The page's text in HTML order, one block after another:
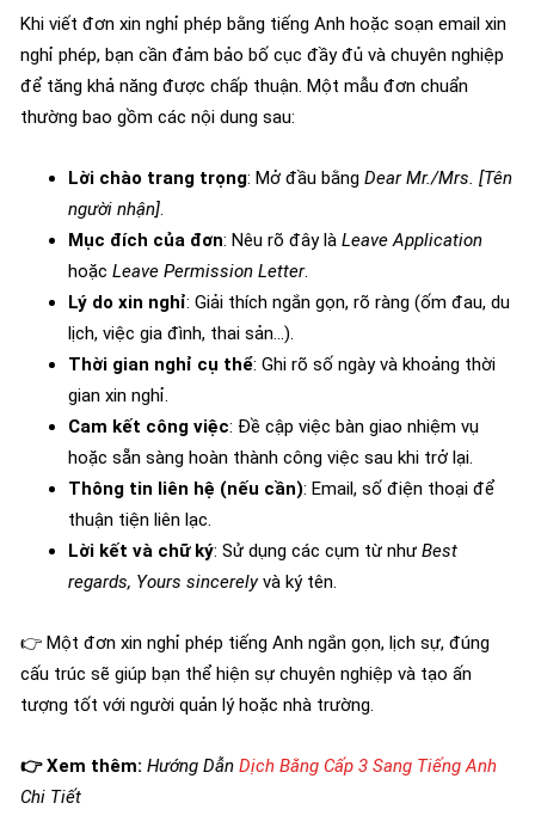
Khi viết đơn xin nghỉ phép bằng tiếng Anh hoặc soạn email xin
nghỉ phép, bạn cần đảm bảo bố cục đầy đủ và chuyên nghiệp
để tăng khả năng được chấp thuận. Một mẫu đơn chuẩn
thường bao gồm các nội dung sau:
Lời chào trang trọng: Mở đầu bằng Dear Mr./Mrs. [Tên
người nhận].
Mục đích của đơn: Nêu rõ đây là Leave Application
hoặc Leave Permission Letter.
Lý do xin nghỉ: Giải thích ngắn gọn, rõ ràng (ốm đau, du
lịch, việc gia đình, thai sản…).
Thời gian nghỉ cụ thể: Ghi rõ số ngày và khoảng thời
gian xin nghỉ.
Cam kết công việc: Đề cập việc bàn giao nhiệm vụ
hoặc sẵn sàng hoàn thành công việc sau khi trở lại.
Thông tin liên hệ (nếu cần): Email, số điện thoại để
thuận tiện liên lạc.
Lời kết và chữ ký: Sử dụng các cụm từ như Best
regards, Yours sincerelyvà ký tên.
👉 Một đơn xin nghỉ phép tiếng Anh ngắn gọn, lịch sự, đúng
cấu trúc sẽ giúp bạn thể hiện sự chuyên nghiệp và tạo ấn
tượng tốt với người quản lý hoặc nhà trường.
👉 Xem thêm: Hướng Dẫn Dịch Bằng Cấp 3 Sang Tiếng Anh
Chi Tiết